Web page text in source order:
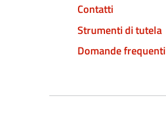
Contatti
Strumenti di tutela
Domande frequenti